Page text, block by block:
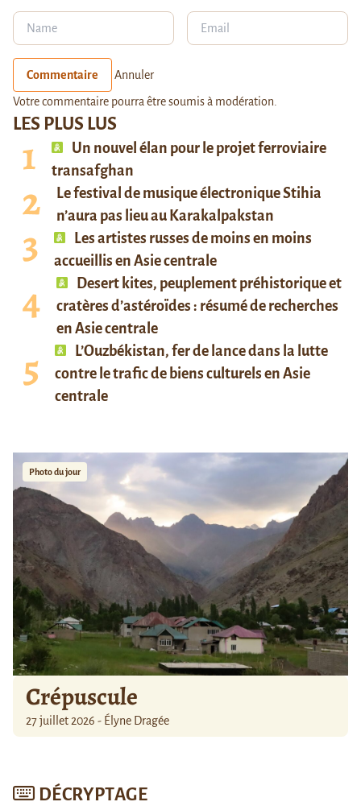
LES PLUS LUS
Un nouvel élan pour le projet ferroviaire
transafghan
Le festival de musique électronique Stihia
n’aura pas lieu au Karakalpakstan
Les artistes russes de moins en moins
accueillis en Asie centrale
Desert kites, peuplement préhistorique et
cratères d’astéroïdes : résumé de recherches
en Asie centrale
L’Ouzbékistan, fer de lance dans la lutte
contre le trafic de biens culturels en Asie
centrale
Photo du jour
Crépuscule
27 juillet 2026 - Élyne Dragée
DÉCRYPTAGE
Commentaire Annuler
Votre commentaire pourra être soumis à modération.